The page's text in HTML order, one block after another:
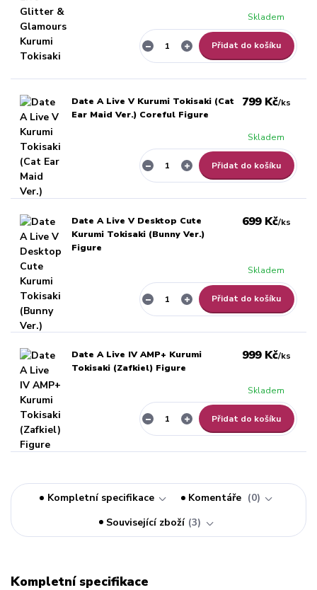
Skladem
Přidat do košíku
Date A Live V Kurumi Tokisaki (Cat
Ear Maid Ver.) Coreful Figure
799 Kč/ks
Skladem
Přidat do košíku
Date A Live V Desktop Cute
Kurumi Tokisaki (Bunny Ver.)
Figure
699 Kč/ks
Skladem
Přidat do košíku
Date A Live IV AMP+ Kurumi
Tokisaki (Zafkiel) Figure
999 Kč/ks
Skladem
Přidat do košíku
Kompletní specifikace Komentáře
0
Související zboží 3
Kompletní specifikace